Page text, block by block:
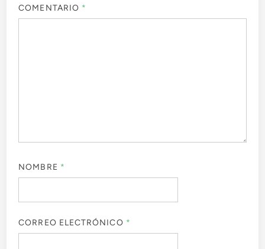
COMENTARIO *
NOMBRE *
CORREO ELECTRÓNICO *